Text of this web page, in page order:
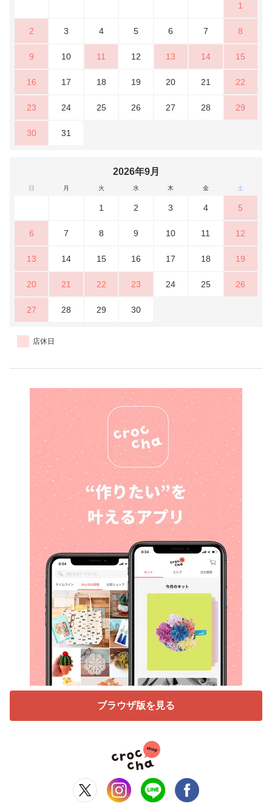
1
2 3 4 5 6 7 8
9 10 11 12 13 14 15
16 17 18 19 20 21 22
23 24 25 26 27 28 29
30 31
2026年9月
日 月 火 水 木 金 土
1 2 3 4 5
6 7 8 9 10 11 12
13 14 15 16 17 18 19
20 21 22 23 24 25 26
27 28 29 30
店休日
ブラウザ版を見る